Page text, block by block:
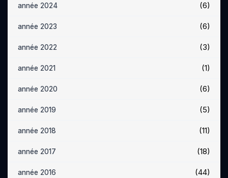
année 2024 (6)
année 2023 (6)
année 2022 (3)
année 2021 (1)
année 2020 (6)
année 2019 (5)
année 2018 (11)
année 2017 (18)
année 2016 (44)